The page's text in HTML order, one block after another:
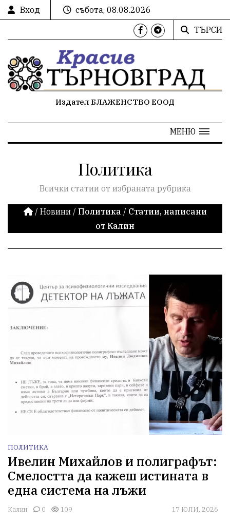
Вход
събота, 08.08.2026
ТЪРСИ
Издател БЛАЖЕНСТВО ЕООД
МЕНЮ
Политика
Всички статии от избраната рубрика
/ Новини / Политика / Статии, написани
от Калин
ПОЛИТИКА
Ивелин Михайлов и полиграфът:
Смелостта да кажеш истината в
една система на лъжи
Калин 0 109 17 ЮЛИ, 2026